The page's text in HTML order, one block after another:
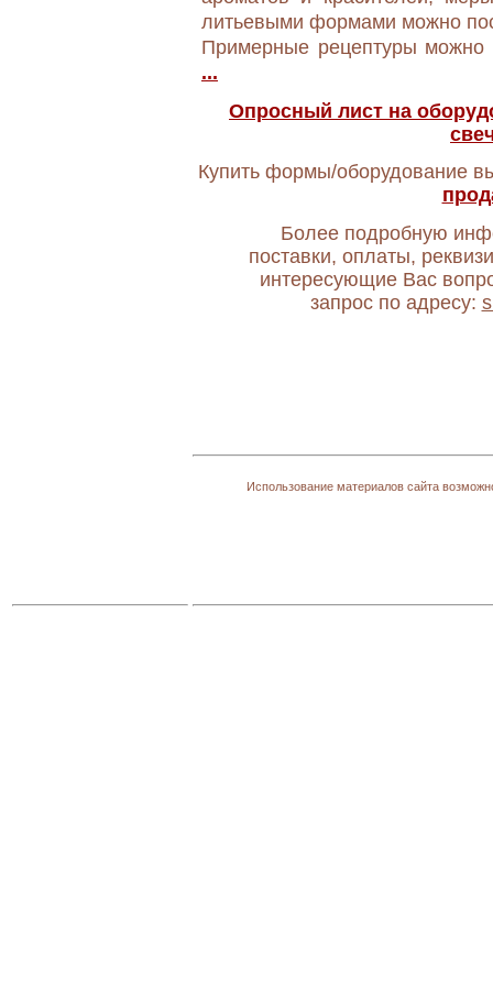
литьевыми формами можно
Примерные рецептуры можно
...
Опросный лист на
Купить формы/оборудование
Более подробную
поставки, оплаты,
интересующие Вас
запрос по адресу:
Использование материалов сайта